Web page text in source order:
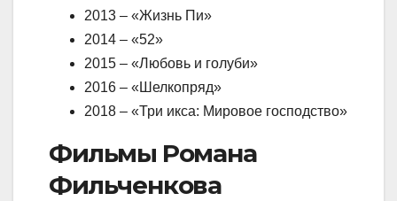
2013 – «Жизнь Пи»
2014 – «52»
2015 – «Любовь и голуби»
2016 – «Шелкопряд»
2018 – «Три икса: Мировое господство»
Фильмы Романа
Фильченкова